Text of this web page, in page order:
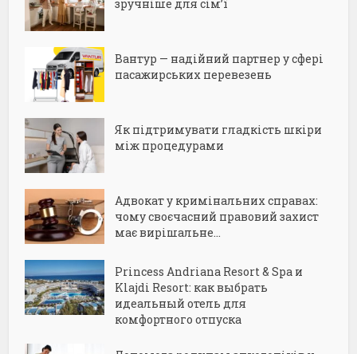
зручніше для сім’ї
Вантур — надійний партнер у сфері
пасажирських перевезень
Як підтримувати гладкість шкіри
між процедурами
Адвокат у кримінальних справах:
чому своєчасний правовий захист
має вирішальне...
Princess Andriana Resort & Spa и
Klajdi Resort: как выбрать
идеальный отель для
комфортного отпуска